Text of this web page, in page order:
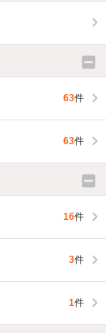
63件
63件
16件
3件
1件